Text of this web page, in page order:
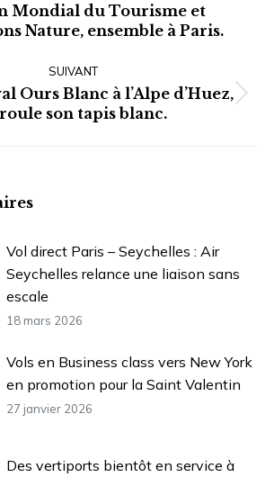
Article
précédent
:
Mondial du Tourisme et
Nature, ensemble à Paris.
SUIVANT
Article
suivant
Ours Blanc à l’Alpe d’Huez,
son tapis blanc.
Vol direct Paris – Seychelles : Air
Seychelles relance une liaison sans
escale
18 mars 2026
Vols en Business class vers New York
en promotion pour la Saint Valentin
27 janvier 2026
Des vertiports bientôt en service à